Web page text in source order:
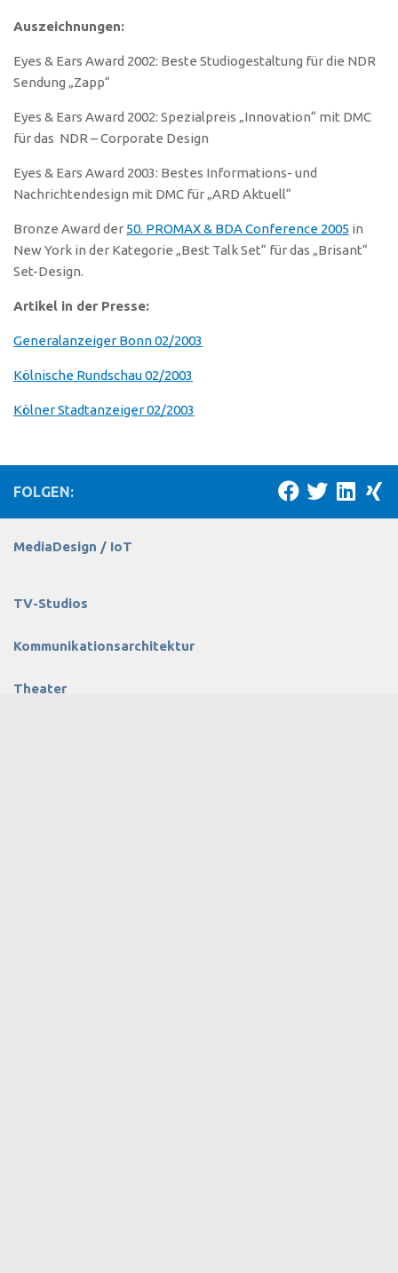
Auszeichnungen:
Eyes & Ears Award 2002: Beste Studiogestaltung für die NDR
Sendung „Zapp“
Eyes & Ears Award 2002: Spezialpreis „Innovation“ mit DMC
für das NDR – Corporate Design
Eyes & Ears Award 2003: Bestes Informations- und
Nachrichtendesign mit DMC für „ARD Aktuell“
Bronze Award der 50. PROMAX & BDA Conference 2005 in
New York in der Kategorie „Best Talk Set“ für das „Brisant“
Set-Design.
Artikel in der Presse:
Generalanzeiger Bonn 02/2003
Kölnische Rundschau 02/2003
Kölner Stadtanzeiger 02/2003
FOLGEN:
MediaDesign / IoT
TV-Studios
Kommunikationsarchitektur
Theater